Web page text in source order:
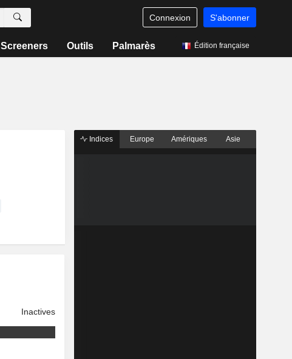
Connexion S'abonner
Screeners Outils Palmarès Édition française
Inactives
Indices Europe Amériques Asie